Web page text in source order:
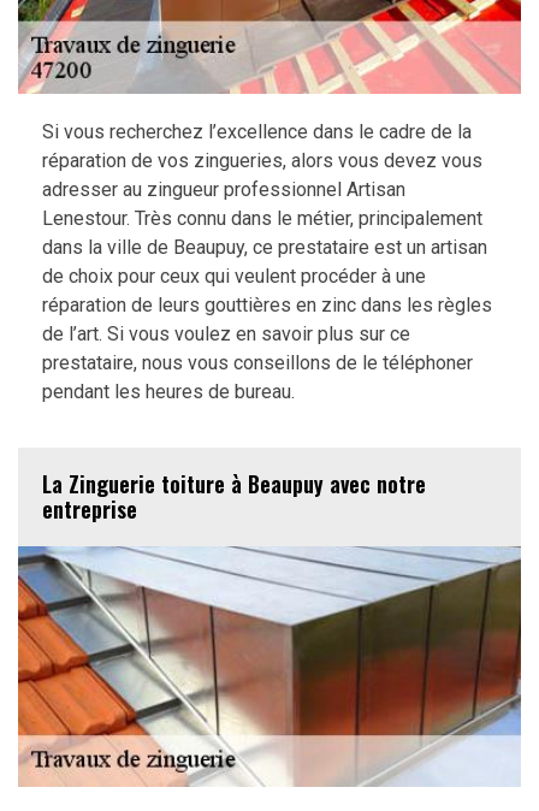
Si vous recherchez l’excellence dans le cadre de la
réparation de vos zingueries, alors vous devez vous
adresser au zingueur professionnel Artisan
Lenestour. Très connu dans le métier, principalement
dans la ville de Beaupuy, ce prestataire est un artisan
de choix pour ceux qui veulent procéder à une
réparation de leurs gouttières en zinc dans les règles
de l’art. Si vous voulez en savoir plus sur ce
prestataire, nous vous conseillons de le téléphoner
pendant les heures de bureau.
La Zinguerie toiture à Beaupuy avec notre
entreprise